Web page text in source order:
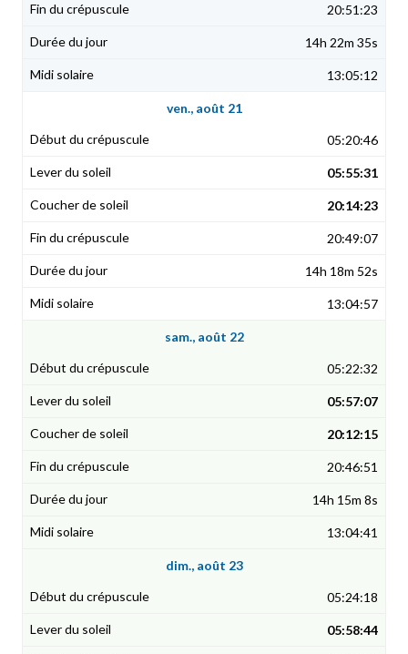
20:51:23
14h 22m 35s
13:05:12
ven., août 21
05:20:46
05:55:31
20:14:23
20:49:07
14h 18m 52s
13:04:57
sam., août 22
05:22:32
05:57:07
20:12:15
20:46:51
14h 15m 8s
13:04:41
dim., août 23
05:24:18
05:58:44